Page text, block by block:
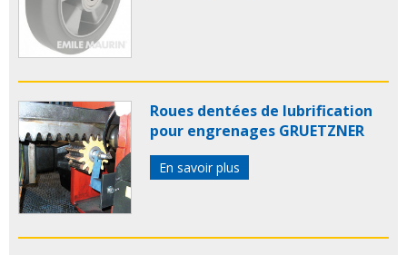
Roues dentées de lubrification
pour engrenages GRUETZNER
En savoir plus